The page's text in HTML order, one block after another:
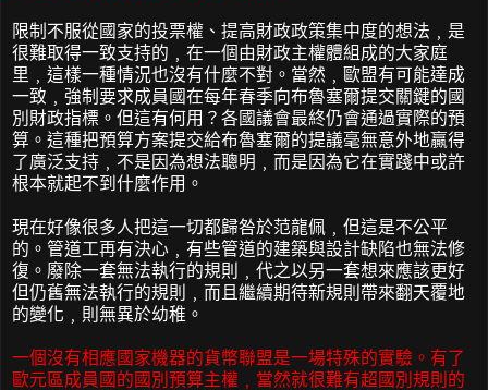
限制不服從國家的投票權、提高財政政策集中度的想法﹐是
很難取得一致支持的﹐在一個由財政主權體組成的大家庭
里﹐這樣一種情況也沒有什麼不對。當然﹐歐盟有可能達成
一致﹐強制要求成員國在每年春季向布魯塞爾提交關鍵的國
別財政指標。但這有何用？各國議會最終仍會通過實際的預
算。這種把預算方案提交給布魯塞爾的提議毫無意外地贏得
了廣泛支持﹐不是因為想法聰明﹐而是因為它在實踐中或許
根本就起不到什麼作用。
現在好像很多人把這一切都歸咎於范龍佩﹐但這是不公平
的。管道工再有決心﹐有些管道的建築與設計缺陷也無法修
復。廢除一套無法執行的規則﹐代之以另一套想來應該更好
但仍舊無法執行的規則﹐而且繼續期待新規則帶來翻天覆地
的變化﹐則無異於幼稚。
一個沒有相應國家機器的貨幣聯盟是一場特殊的實驗。有了
歐元區成員國的國別預算主權﹐當然就很難有超國別規則的